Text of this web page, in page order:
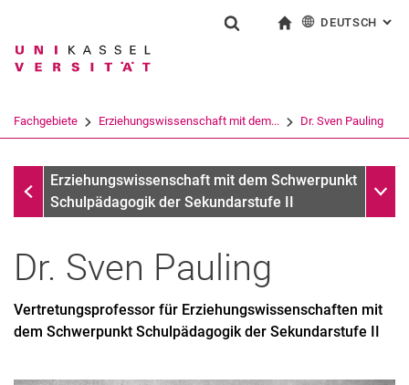
Springe direkt zu: Inhalt
Springe direkt zu: Suche
Springe direkt zu:
Suchbegriff
Suchen (öffnet externen Link in einem
DEUTSCH :
Fachgebiete Erziehungswissenschaft mit dem... Dr. Sven Pauling
Erziehungswissenschaft mit dem Schwerpunkt
Erziehungswissenschaft mit dem Schwerpunkt
Schulpädagogik der Sekundarstufe II
Dr. Sven Pauling
Vertretungsprofessor für Erziehungswissenschaften mit
dem Schwerpunkt Schulpädagogik der Sekundarstufe II